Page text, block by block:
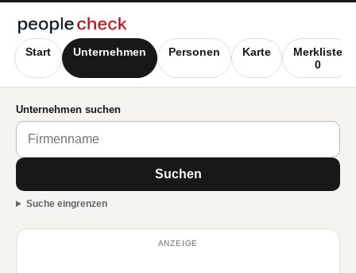
Start Unternehmen Personen Karte
Merkliste
0
Unternehmen suchen
Suchen
Suche eingrenzen
ANZEIGE